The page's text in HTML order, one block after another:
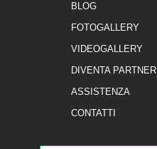
BLOG
FOTOGALLERY
VIDEOGALLERY
DIVENTA PARTNER
ASSISTENZA
CONTATTI